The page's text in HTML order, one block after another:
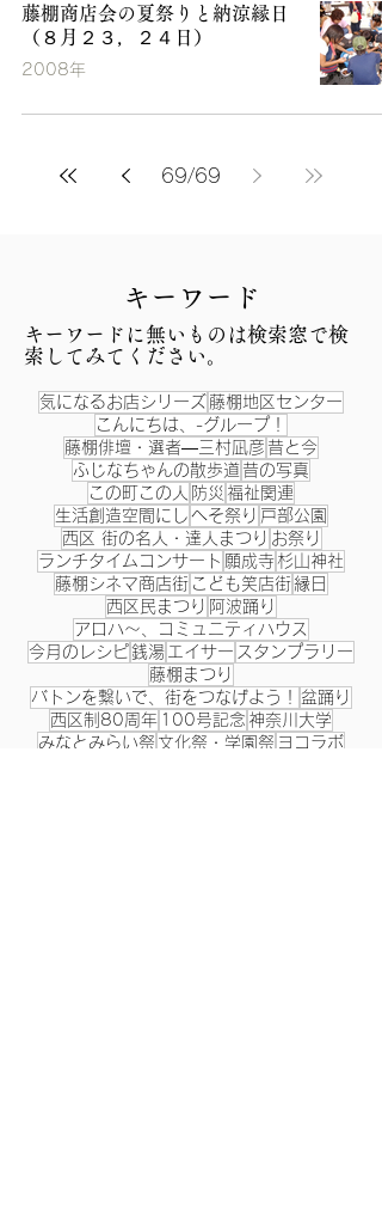
藤棚商店会の夏祭りと納涼縁日
（８月２３，２４日）
2008年
69/69
​キーワード
​キーワードに無いものは検索窓で検
索してみてください。
気になるお店シリーズ 藤棚地区センター
こんにちは、-グループ！
藤棚俳壇・選者―三村凪彦 昔と今
ふじなちゃんの散歩道 昔の写真
この町この人 防災 福祉関連
生活創造空間にし へそ祭り 戸部公園
西区 街の名人・達人まつり お祭り
ランチタイムコンサート 願成寺杉山神社
藤棚シネマ商店街 こども笑店街縁日
西区民まつり 阿波踊り
アロハ～、コミュニティハウス
今月のレシピ銭湯 エイサー スタンプラリー
藤棚まつり
バトンを繋いで、街をつなげよう！ 盆踊り
西区制80周年 100号記念 神奈川大学
みなとみらい祭 文化祭・学園祭 ヨコラボ